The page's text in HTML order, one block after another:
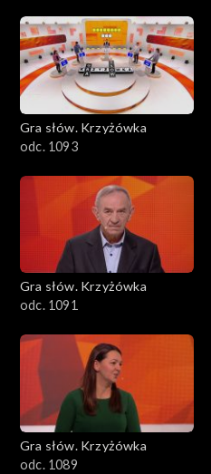
Gra słów. Krzyżówka
odc. 1093
Gra słów. Krzyżówka
odc. 1091
Gra słów. Krzyżówka
odc. 1089